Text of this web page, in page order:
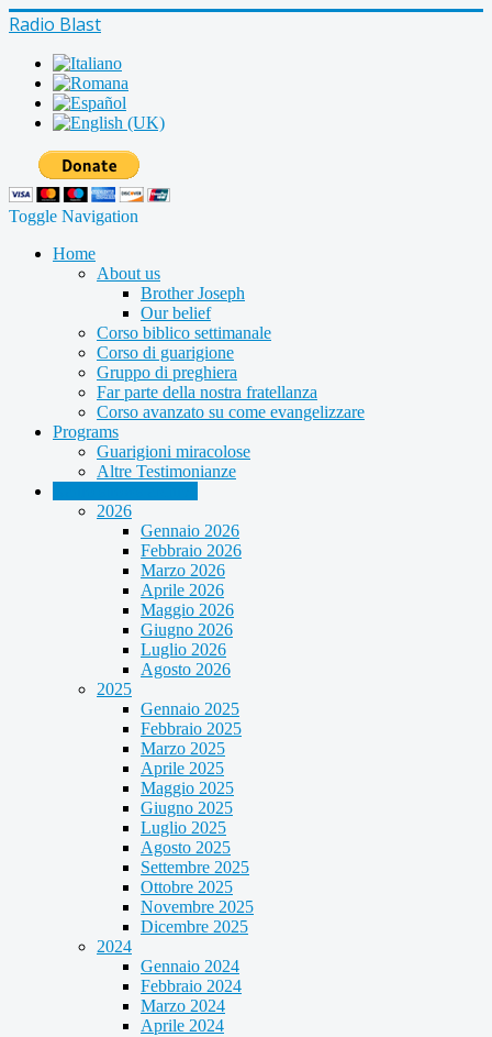
Radio Blast
Toggle Navigation
Home
About us
Brother Joseph
Our belief
Corso biblico settimanale
Corso di guarigione
Gruppo di preghiera
Far parte della nostra fratellanza
Corso avanzato su come evangelizzare
Programs
Guarigioni miracolose
Altre Testimonianze
2026
Gennaio 2026
Febbraio 2026
Marzo 2026
Aprile 2026
Maggio 2026
Giugno 2026
Luglio 2026
Agosto 2026
2025
Gennaio 2025
Febbraio 2025
Marzo 2025
Aprile 2025
Maggio 2025
Giugno 2025
Luglio 2025
Agosto 2025
Settembre 2025
Ottobre 2025
Novembre 2025
Dicembre 2025
2024
Gennaio 2024
Febbraio 2024
Marzo 2024
Aprile 2024